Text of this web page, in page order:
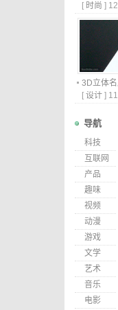
[ 时尚 ]
3D立体
[ 设计 ]
导航
科技
互联网
产品
趣味
视频
动漫
游戏
文学
艺术
音乐
电影